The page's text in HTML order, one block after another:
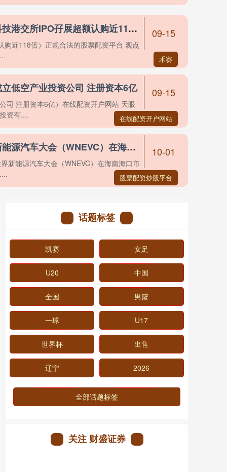
正规合法的股票配资平台 禾赛科技港交所IPO孖展超额认购近118倍
近118倍）正规合法的股票配资平台 观点
09-15
禾赛
低空产业投资公司 注册资本6亿
司 注册资本6亿）在线配资开户网站 天眼
资有....
09-15
在线配资开户网站
股票配资炒股平台 第七届世界新能源汽车大会（WNEVC）在海南海口举办
新能源汽车大会（WNEVC）在海南海口市
10-01
股票配资炒股平台
话题标签
凯赛 女足
U20 中国
全国 男篮
一球 U17
世界杯 出售
辽宁 2026
全部话题标签
关注 财盛证券